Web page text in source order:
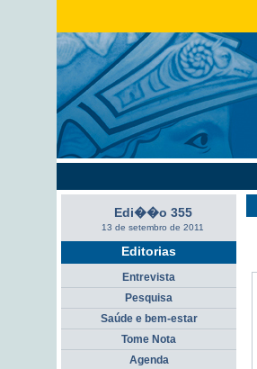
Edi��o 355
13 de setembro de 2011
Editorias
Entrevista
Pesquisa
Saúde e bem-estar
Tome Nota
Agenda